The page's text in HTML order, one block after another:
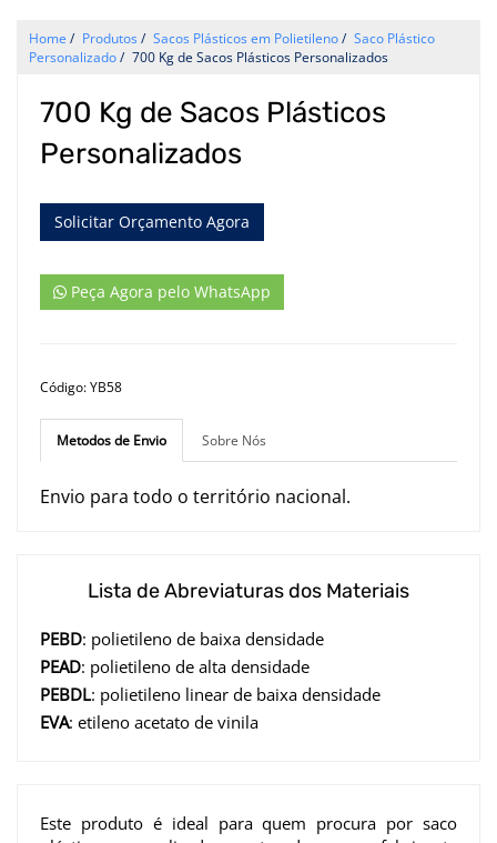
Home / Produtos/ Sacos Plásticos em Polietileno/ Saco Plástico
Personalizado/ 700 Kg de Sacos Plásticos Personalizados
700 Kg de Sacos Plásticos
Personalizados
Solicitar Orçamento Agora
Peça Agora pelo WhatsApp
Código: YB58
Metodos de Envio Sobre Nós
Envio para todo o território nacional.
Lista de Abreviaturas dos Materiais
PEBD: polietileno de baixa densidade
PEAD: polietileno de alta densidade
PEBDL: polietileno linear de baixa densidade
EVA: etileno acetato de vinila
Este produto é ideal para quem procura por saco